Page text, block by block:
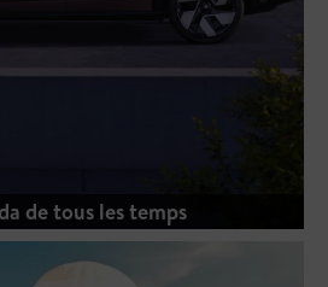
de tous les temps